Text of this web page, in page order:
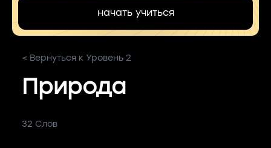
начать учиться
< Вернуться к Уровень 2
Природа
32 Слов